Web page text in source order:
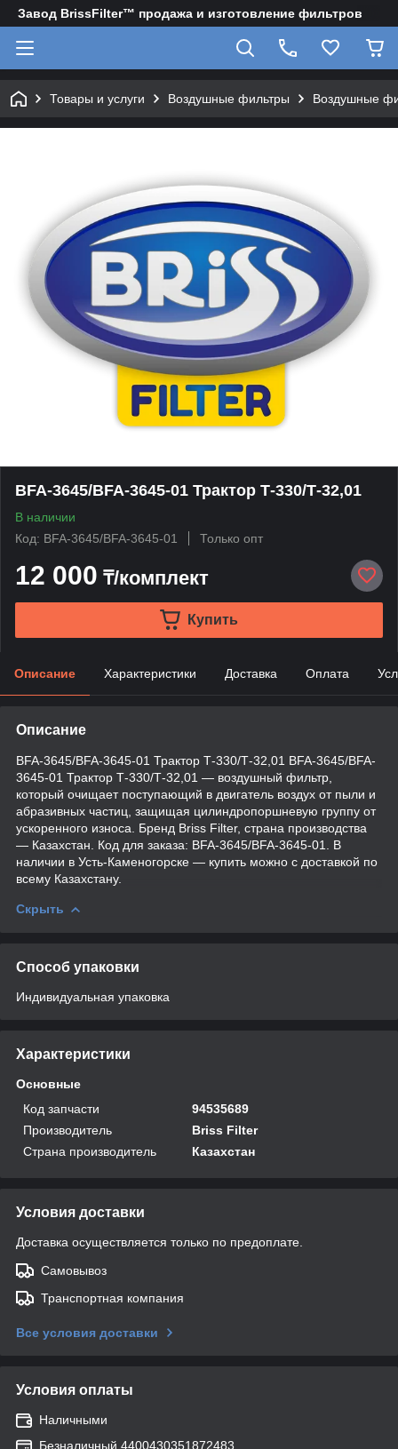
Завод BrissFilter™ продажа и изготовление фильтров
Товары и услуги Воздушные фильтры Воздушные
BFA-3645/BFA-3645-01 Трактор Т-330/Т-32,01
В наличии
Код: BFA-3645/BFA-3645-01
Только опт
12 000 ₸/комплект
Купить
Описание Характеристики Доставка Оплата
Описание
BFA-3645/BFA-3645-01 Трактор Т-330/Т-32,01 BFA-3645/BFA-
3645-01 Трактор Т-330/Т-32,01 — воздушный фильтр,
который очищает поступающий в двигатель воздух от пыли и
абразивных частиц, защищая цилиндропоршневую группу от
ускоренного износа. Бренд Briss Filter, страна производства
— Казахстан. Код для заказа: BFA-3645/BFA-3645-01. В
наличии в Усть-Каменогорске — купить можно с доставкой по
всему Казахстану.
Скрыть
Способ упаковки
Индивидуальная упаковка
Характеристики
Основные
Код запчасти
94535689
Производитель
Briss Filter
Страна производитель
Казахстан
Условия доставки
Доставка осуществляется только по предоплате.
Самовывоз
Транспортная компания
Все условия доставки
Условия оплаты
Наличными
Безналичный 4400430351872483